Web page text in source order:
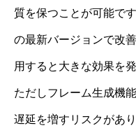
質を保つことが可能で
の最新バージョンで改
用すると大きな効果を
ただしフレーム生成機
遅延を増すリスクがあ